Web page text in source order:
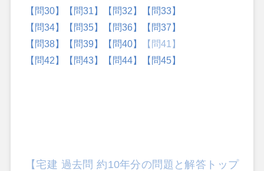
【問30】
【問31】 【問32】
【問33】
【問34】
【問35】 【問36】
【問37】
【問38】
【問39】 【問40】
【問41】
【問42】
【問43】 【問44】 【問45】
【宅建 過去問 約10年分の問題と解答トップ